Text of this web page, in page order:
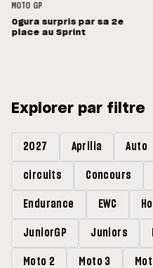
MOTO GP
Ogura surpris par sa 2e
place au Sprint
Explorer par filtre
2027 Aprilia Auto
circuits Concours
Endurance EWC
JuniorGP Juniors
Moto 2 Moto 3